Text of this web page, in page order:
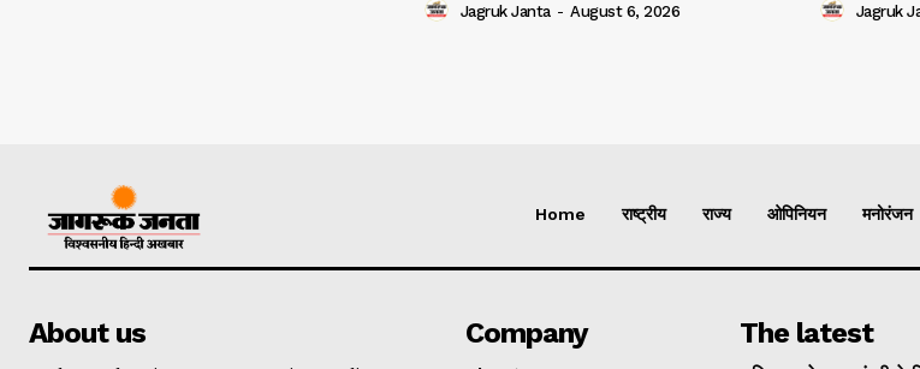
Jagruk Janta - August 6, 2026 Jagruk
Home राष्ट्रीय राज्य ओपिनियन मनोरंजन
About us Company The latest